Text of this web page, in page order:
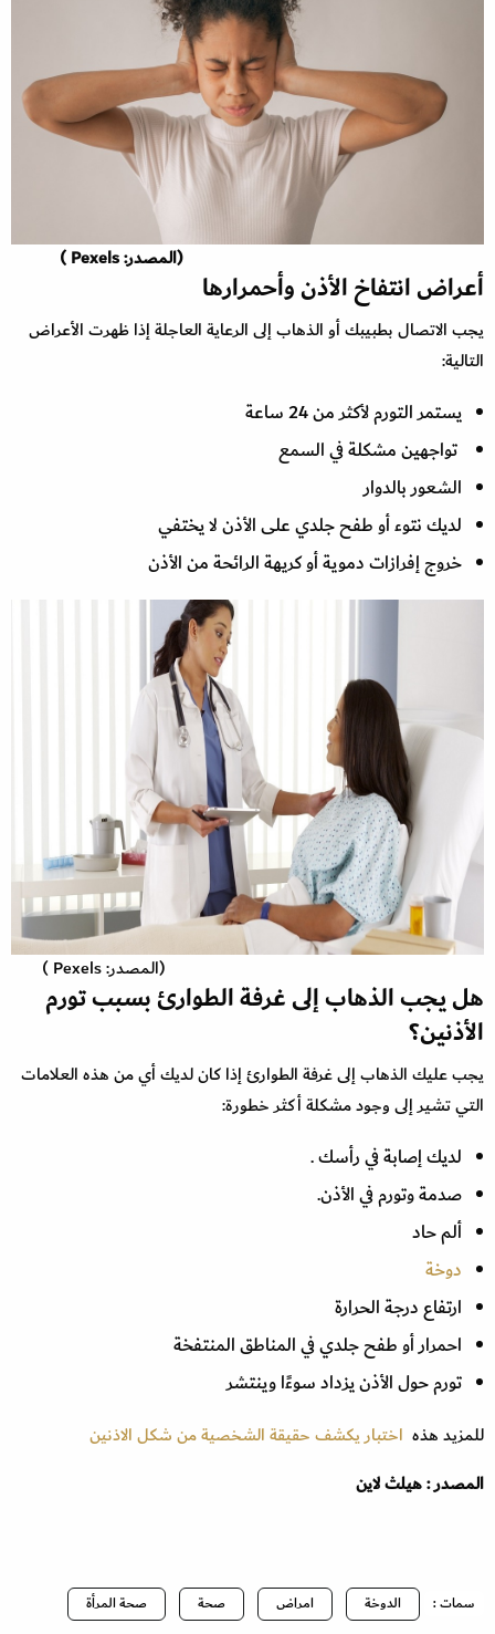
(المصدر: Pexels )
أعراض انتفاخ الأذن وأحمرارها
يجب الاتصال بطبيبك أو الذهاب إلى الرعاية العاجلة إذا ظهرت الأعراض
التالية:
يستمر التورم لأكثر من 24 ساعة
تواجهين مشكلة في السمع
الشعور بالدوار
لديك نتوء أو طفح جلدي على الأذن لا يختفي
خروج إفرازات دموية أو كريهة الرائحة من الأذن
(المصدر: Pexels )
هل يجب الذهاب إلى غرفة الطوارئ بسبب تورم
الأذنين؟
يجب عليك الذهاب إلى غرفة الطوارئ إذا كان لديك أي من هذه العلامات
التي تشير إلى وجود مشكلة أكثر خطورة:
لديك إصابة في رأسك .
صدمة وتورم في الأذن.
ألم حاد
دوخة
ارتفاع درجة الحرارة
احمرار أو طفح جلدي في المناطق المنتفخة
تورم حول الأذن يزداد سوءًا وينتشر
للمزيد هذه اختبار يكشف حقيقة الشخصية من شكل الاذنين
المصدر : هيلث لاين
سمات : الدوخة امراض صحة صحة المرأة